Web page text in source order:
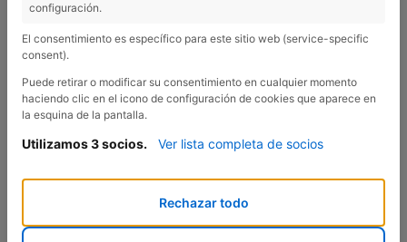
30 minutes - Castellfollit de la Roca:
est l'une des villes les plus fascinantes de Catalogne en
raison de son excellente situation sur une falaise rocheuse.
Très proche de l'Alta Garrotxa, elle représente en outre un lieu
de beauté accentuée qui mérite plus d'une visite ... Et de
nombreuses photos!
PLUS D'INFORMATIONS
configuración.
El consentimiento es específico para este sitio web (service-specific
consent).
Puede retirar o modificar su consentimiento en cualquier momento
haciendo clic en el icono de configuración de cookies que aparece en
la esquina de la pantalla.
Utilizamos 3 socios. Ver lista completa de socios
Rechazar todo